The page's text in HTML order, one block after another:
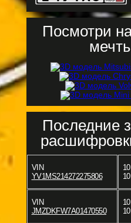
Посмотри
Последние
VIN
YV1MS214272275806
VIN
JMZDKFW7A01470550